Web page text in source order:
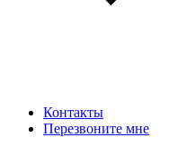
Контакты
Перезвоните мне